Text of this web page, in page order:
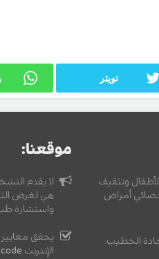
تويتر
وتثقيف
أخصائي أمراض
الخطيب.
موقعنا:
لا يقدم
هي لغرض
واستشارة
يحقق معايير
الإنترنت